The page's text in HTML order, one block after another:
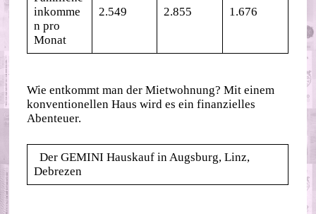
inkomme
n pro
Monat
2.549 2.855 1.676
Wie entkommt man der Mietwohnung? Mit einem
konventionellen Haus wird es ein finanzielles
Abenteuer.
Der GEMINI Hauskauf in Augsburg, Linz,
Debrezen